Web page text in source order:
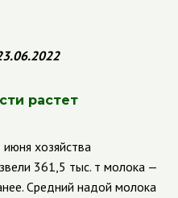
растет
хозяйства
361,5 тыс. т молока —
Средний надой молока